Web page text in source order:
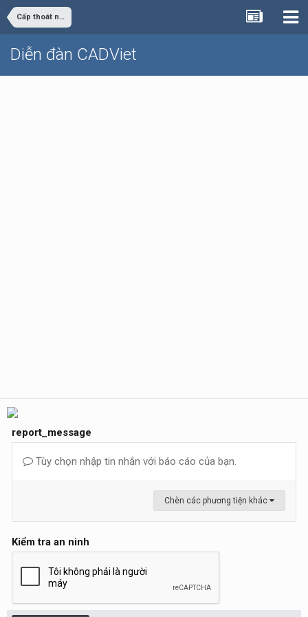
Cấp thoát nước
Diễn đàn CADViet
report_message
Tùy chọn nhập tin nhắn với báo cáo của bạn.
Chèn các phương tiện khác
Kiểm tra an ninh